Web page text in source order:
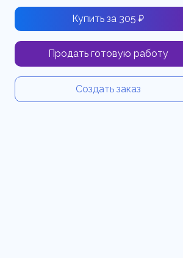
Купить за 305 ₽
Продать готовую работу
Создать заказ